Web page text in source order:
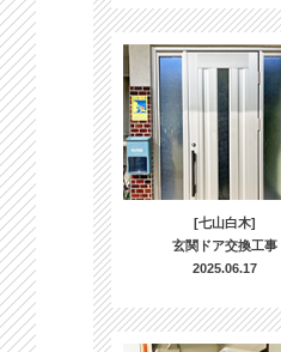
[七山白木]
玄関ドア交換工事
2025.06.17